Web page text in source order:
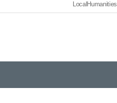
LocalHumanities